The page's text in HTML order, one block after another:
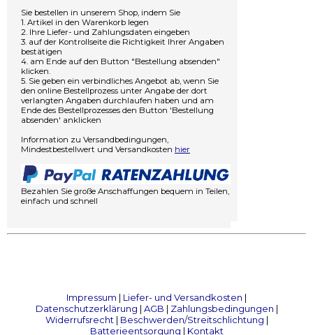
Sie bestellen in unserem Shop, indem Sie
1. Artikel in den Warenkorb legen
2. Ihre Liefer- und Zahlungsdaten eingeben
3. auf der Kontrollseite die Richtigkeit Ihrer Angaben
bestätigen
4. am Ende auf den Button "Bestellung absenden"
klicken.
5. Sie geben ein verbindliches Angebot ab, wenn Sie
den online Bestellprozess unter Angabe der dort
verlangten Angaben durchlaufen haben und am
Ende des Bestellprozesses den Button 'Bestellung
absenden' anklicken
Information zu Versandbedingungen,
Mindestbestellwert und Versandkosten hier
Bezahlen Sie große Anschaffungen bequem in Teilen,
einfach und schnell
Impressum | Liefer- und Versandkosten |
Datenschutzerklärung | AGB | Zahlungsbedingungen |
Widerrufsrecht | Beschwerden/Streitschlichtung |
Batterieentsorgung | Kontakt